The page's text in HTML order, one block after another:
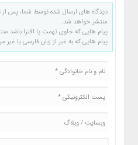
دیدگاه های ارسال شده توسط شما، پس
منتشر خواهد شد.
پیام هایی که حاوی تهمت یا افترا باشد
پیام هایی که به غیر از زبان فارسی یا